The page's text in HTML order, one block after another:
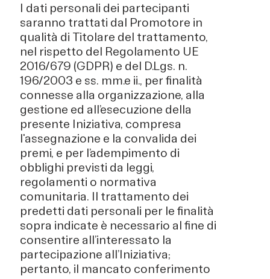
I dati personali dei partecipanti
saranno trattati dal Promotore in
qualità di Titolare del trattamento,
nel rispetto del Regolamento UE
2016/679 (GDPR) e del D.Lgs. n.
196/2003 e ss. mm.e ii., per finalità
connesse alla organizzazione, alla
gestione ed all’esecuzione della
presente Iniziativa, compresa
l'assegnazione e la convalida dei
premi, e per l’adempimento di
obblighi previsti da leggi,
regolamenti o normativa
comunitaria. Il trattamento dei
predetti dati personali per le finalità
sopra indicate è necessario al fine di
consentire all’interessato la
partecipazione all’Iniziativa;
pertanto, il mancato conferimento